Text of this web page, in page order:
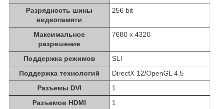
Разрядность шины
видеопамяти
256 bit
Максимальное
разрешение
7680 х 4320
Поддержка режимов
SLI
Поддержка технологий
DirectX 12/OpenGL 4.5
Разъемы DVI
1
Разъемов HDMI
1